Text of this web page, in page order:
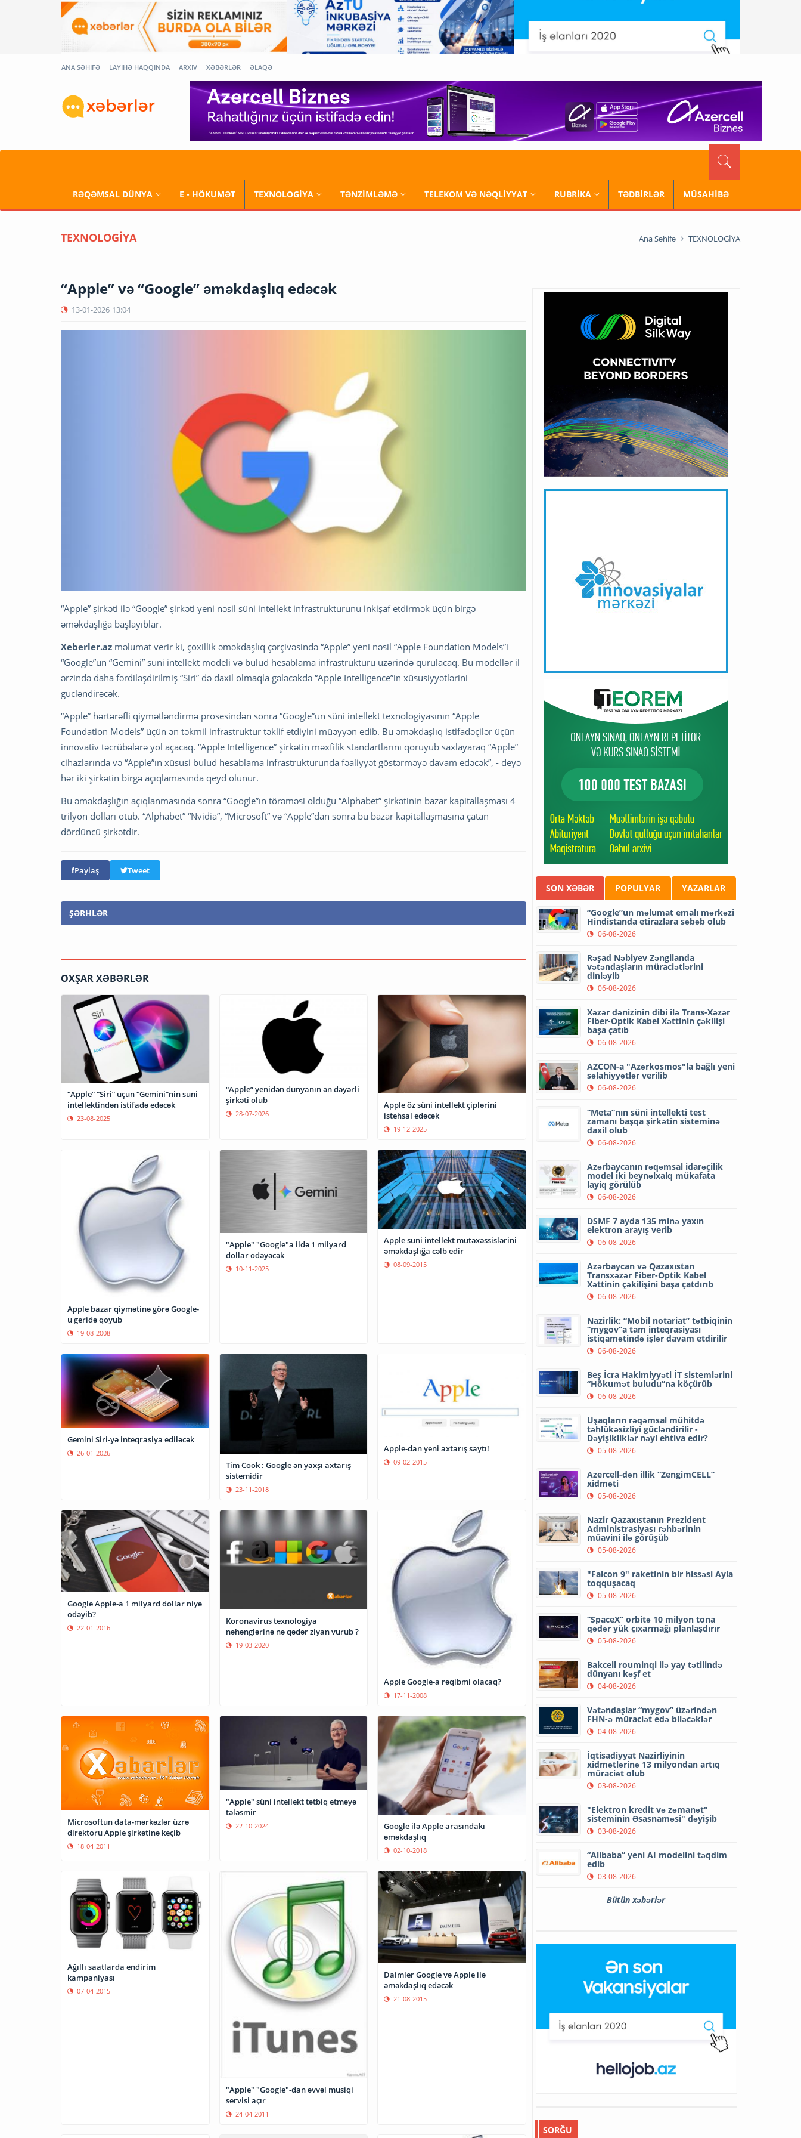
ANA SƏHİFƏ LAYİHƏ HAQQINDA ARXİV XƏBƏRLƏR ƏLAQƏ
RƏQƏMSAL DÜNYA E - HÖKUMƏT TEXNOLOGİYA TƏNZİMLƏMƏ TELEKOM VƏ NƏQLİYYAT RUBRİKA TƏDBİRLƏR MÜSAHİBƏ
TEXNOLOGİYA Ana Səhifə TEXNOLOGİYA
“Apple” və “Google” əməkdaşlıq edəcək
13-01-2026 13:04
“Apple” şirkəti ilə “Google” şirkəti yeni nəsil süni intellekt infrastrukturunu inkişaf etdirmək üçün birgə
əməkdaşlığa başlayıblar.
Xeberler.az məlumat verir ki, çoxillik əməkdaşlıq çərçivəsində “Apple” yeni nəsil “Apple Foundation Models”i
“Google”un “Gemini” süni intellekt modeli və bulud hesablama infrastrukturu üzərində qurulacaq. Bu modellər il
ərzində daha fərdiləşdirilmiş “Siri” də daxil olmaqla gələcəkdə “Apple Intelligence”in xüsusiyyətlərini
gücləndirəcək.
“Apple” hərtərəfli qiymətləndirmə prosesindən sonra “Google”un süni intellekt texnologiyasının “Apple
Foundation Models” üçün ən təkmil infrastruktur təklif etdiyini müəyyən edib. Bu əməkdaşlıq istifadəçilər üçün
innovativ təcrübələrə yol açacaq. “Apple Intelligence” şirkətin məxfilik standartlarını qoruyub saxlayaraq “Apple”
cihazlarında və “Apple”ın xüsusi bulud hesablama infrastrukturunda fəaliyyət göstərməyə davam edəcək”, - deyə
hər iki şirkətin birgə açıqlamasında qeyd olunur.
Bu əməkdaşlığın açıqlanmasında sonra “Google”ın törəməsi olduğu “Alphabet” şirkətinin bazar kapitallaşması 4
trilyon dolları ötüb. “Alphabet” “Nvidia”, “Microsoft” və “Apple”dan sonra bu bazar kapitallaşmasına çatan
dördüncü şirkətdir.
Paylaş Tweet
ŞƏRHLƏR
OXŞAR XƏBƏRLƏR
“Apple” “Siri” üçün “Gemini”nin süni
intellektindən istifadə edəcək
23-08-2025
“Apple” yenidən dünyanın ən dəyərli
şirkəti olub
28-07-2026
Apple öz süni intellekt çiplərini
istehsal edəcək
19-12-2025
Apple bazar qiymətinə görə Google-
u geridə qoyub
19-08-2008
"Apple" "Google"a ildə 1 milyard
dollar ödəyəcək
10-11-2025
Apple süni intellekt mütəxəssislərini
əməkdaşlığa cəlb edir
08-09-2015
Gemini Siri-yə inteqrasiya ediləcək
26-01-2026
Tim Cook : Google ən yaxşı axtarış
sistemidir
23-11-2018
Apple-dan yeni axtarış saytı!
09-02-2015
Google Apple-a 1 milyard dollar niyə
ödəyib?
22-01-2016
Koronavirus texnologiya
nəhənglərinə nə qədər ziyan vurub ?
19-03-2020
Apple Google-a rəqibmi olacaq?
17-11-2008
Microsoftun data-mərkəzlər üzrə
direktoru Apple şirkətinə keçib
18-04-2011
"Apple" süni intellekt tətbiq etməyə
tələsmir
22-10-2024
Google ilə Apple arasındakı
əməkdaşlıq
02-10-2018
Ağıllı saatlarda endirim
kampaniyası
07-04-2015
"Apple" "Google"-dan əvvəl musiqi
servisi açır
24-04-2011
Daimler Google və Apple ilə
əməkdaşlıq edəcək
21-08-2015
SON XƏBƏR POPULYAR YAZARLAR
“Google”un məlumat emalı mərkəzi
Hindistanda etirazlara səbəb olub
06-08-2026
Rəşad Nəbiyev Zəngilanda
vətəndaşların müraciətlərini
dinləyib
06-08-2026
Xəzər dənizinin dibi ilə Trans-Xəzər
Fiber-Optik Kabel Xəttinin çəkilişi
başa çatıb
06-08-2026
AZCON-a "Azərkosmos"la bağlı yeni
səlahiyyətlər verilib
06-08-2026
“Meta”nın süni intellekti test
zamanı başqa şirkətin sisteminə
daxil olub
06-08-2026
Azərbaycanın rəqəmsal idarəçilik
model iki beynəlxalq mükafata
layiq görülüb
06-08-2026
DSMF 7 ayda 135 minə yaxın
elektron arayış verib
06-08-2026
Azərbaycan və Qazaxıstan
Transxəzər Fiber-Optik Kabel
Xəttinin çəkilişini başa çatdırıb
06-08-2026
Nazirlik: “Mobil notariat” tətbiqinin
“mygov”a tam inteqrasiyası
istiqamətində işlər davam etdirilir
06-08-2026
Beş İcra Hakimiyyəti İT sistemlərini
“Hökumət buludu”na köçürüb
06-08-2026
Uşaqların rəqəmsal mühitdə
təhlükəsizliyi gücləndirilir -
Dəyişikliklər nəyi ehtiva edir?
05-08-2026
Azercell-dən illik “ZengimCELL”
xidməti
05-08-2026
Nazir Qazaxıstanın Prezident
Administrasiyası rəhbərinin
müavini ilə görüşüb
05-08-2026
"Falcon 9" raketinin bir hissəsi Ayla
toqquşacaq
05-08-2026
“SpaceX” orbitə 10 milyon tona
qədər yük çıxarmağı planlaşdırır
05-08-2026
Bakcell rouminqi ilə yay tətilində
dünyanı kəşf et
04-08-2026
Vətəndaşlar “mygov” üzərindən
FHN-ə müraciət edə biləcəklər
04-08-2026
İqtisadiyyat Nazirliyinin
xidmətlərinə 13 milyondan artıq
müraciət olub
03-08-2026
"Elektron kredit və zəmanət"
sisteminin Əsasnaməsi" dəyişib
03-08-2026
“Alibaba” yeni AI modelini təqdim
edib
03-08-2026
Bütün xəbərlər
SORĞU